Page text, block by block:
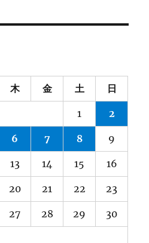
木 金 土 日
1 2
6 7 8 9
13 14 15 16
20 21 22 23
27 28 29 30